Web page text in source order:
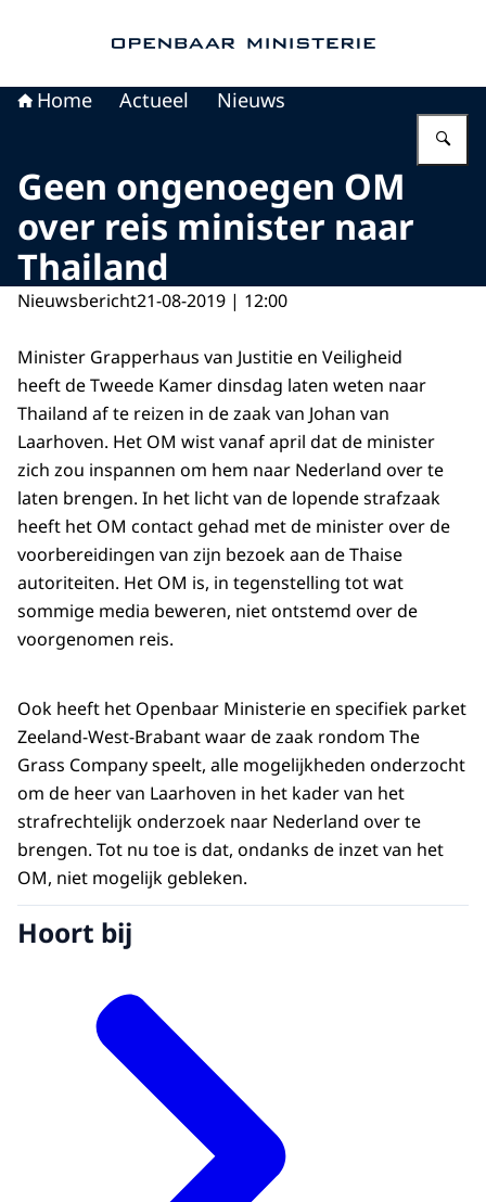
Home Actueel Nieuws
Geen ongenoegen OM
over reis minister naar
Thailand
Nieuwsbericht21-08-2019 | 12:00
Minister Grapperhaus van Justitie en Veiligheid
heeft de Tweede Kamer dinsdag laten weten naar
Thailand af te reizen in de zaak van Johan van
Laarhoven. Het OM wist vanaf april dat de minister
zich zou inspannen om hem naar Nederland over te
laten brengen. In het licht van de lopende strafzaak
heeft het OM contact gehad met de minister over de
voorbereidingen van zijn bezoek aan de Thaise
autoriteiten. Het OM is, in tegenstelling tot wat
sommige media beweren, niet ontstemd over de
voorgenomen reis.
Ook heeft het Openbaar Ministerie en specifiek parket
Zeeland-West-Brabant waar de zaak rondom The
Grass Company speelt, alle mogelijkheden onderzocht
om de heer van Laarhoven in het kader van het
strafrechtelijk onderzoek naar Nederland over te
brengen. Tot nu toe is dat, ondanks de inzet van het
OM, niet mogelijk gebleken.
Hoort bij